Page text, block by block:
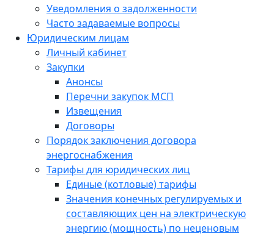
Уведомления о задолженности
Часто задаваемые вопросы
Юридическим лицам
Личный кабинет
Закупки
Анонсы
Перечни закупок МСП
Извещения
Договоры
Порядок заключения договора
энергоснабжения
Тарифы для юридических лиц
Единые (котловые) тарифы
Значения конечных регулируемых и
составляющих цен на электрическую
энергию (мощность) по неценовым